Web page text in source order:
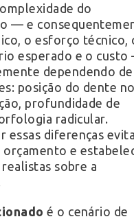
do
— e
o esforço técnico,
esperado e o
dependendo de
posição do dente no
profundidade de
radicular.
essas diferenças evita
orçamento e
sobre a
é o cenário de